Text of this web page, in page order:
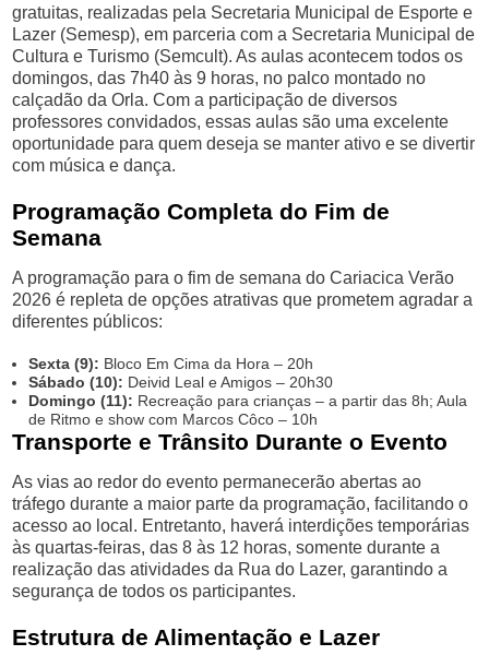
gratuitas, realizadas pela Secretaria Municipal de Esporte e
Lazer (Semesp), em parceria com a Secretaria Municipal de
Cultura e Turismo (Semcult). As aulas acontecem todos os
domingos, das 7h40 às 9 horas, no palco montado no
calçadão da Orla. Com a participação de diversos
professores convidados, essas aulas são uma excelente
oportunidade para quem deseja se manter ativo e se divertir
com música e dança.
Programação Completa do Fim de
Semana
A programação para o fim de semana do Cariacica Verão
2026 é repleta de opções atrativas que prometem agradar a
diferentes públicos:
Sexta (9): Bloco Em Cima da Hora – 20h
Sábado (10): Deivid Leal e Amigos – 20h30
Domingo (11): Recreação para crianças – a partir das 8h; Aula
de Ritmo e show com Marcos Côco – 10h
Transporte e Trânsito Durante o Evento
As vias ao redor do evento permanecerão abertas ao
tráfego durante a maior parte da programação, facilitando o
acesso ao local. Entretanto, haverá interdições temporárias
às quartas-feiras, das 8 às 12 horas, somente durante a
realização das atividades da Rua do Lazer, garantindo a
segurança de todos os participantes.
Estrutura de Alimentação e Lazer